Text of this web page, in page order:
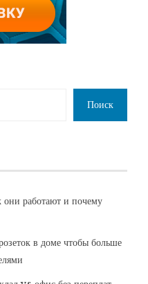
Поиск
они работают и почему
в доме чтобы больше